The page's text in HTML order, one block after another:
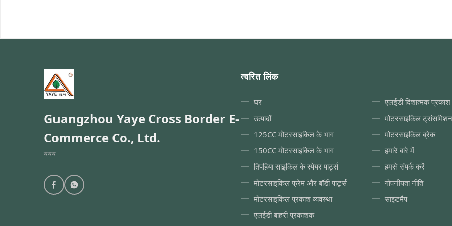
functions: Wheel Mounting: The rear
supports the wheel hub and its spokes
through bearings and axles. Power
steel. The hub supports
allowing it to rotate freely,
connected to the
Guangzhou Yaye Cross Border E-
Commerce Co., Ltd.
ययय
त्वरित लिंक
घर
उत्पादों
125CC मोटरसाइकिल के भाग
150CC मोटरसाइकिल के भाग
तिपहिया साइकिल के स्पेयर पार्ट्स
मोटरसाइकिल फ्रेम और बॉडी पार्ट्स
मोटरसाइकिल प्रकाश व्यवस्था
एलईडी बाहरी प्रकाशक
एलईडी दिशात्मक प्रकाश
मोटरसाइकिल ट्रांसमिशन
मोटरसाइकिल ब्रेक
हमारे बारे में
हमसे संपर्क करें
गोपनीयता नीति
साइटमैप